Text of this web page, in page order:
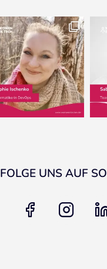
FOLGE UNS AUF
facebook